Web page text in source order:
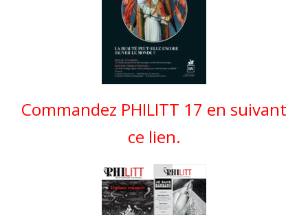
Commandez PHILITT 17 en suivant
ce lien.